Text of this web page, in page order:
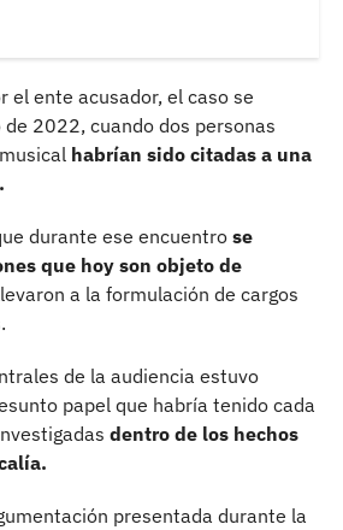
el ente acusador, el caso se
2022, cuando dos personas
habrían sido citadas a una
durante ese encuentro se
que hoy son objeto de
a la formulación de cargos
de la audiencia estuvo
papel que habría tenido cada
dentro de los hechos
presentada durante la